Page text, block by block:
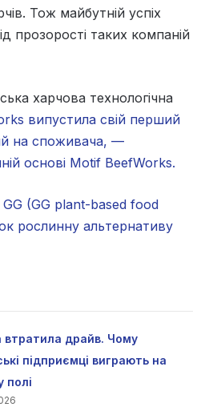
Тож майбутній успіх
прозорості таких компаній
харчова технологічна
випустила свій перший
на споживача, —
основі Motif BeefWorks.
GG (GG plant-based food
рослинну альтернативу
втратила драйв. Чому
підприємці виграють на
полі